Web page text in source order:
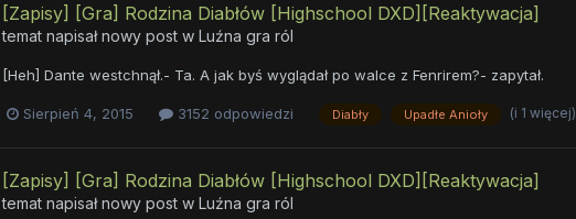
[Zapisy] [Gra] Rodzina Diabłów [Highschool DXD][Reaktywacja]
temat napisał nowy post w Luźna gra ról
[Heh] Dante westchnął.- Ta. A jak byś wyglądał po walce z Fenrirem?- zapytał.
Sierpień 4, 2015 3152 odpowiedzi Diabły Upadłe Anioły (i 1 więcej)
[Zapisy] [Gra] Rodzina Diabłów [Highschool DXD][Reaktywacja]
temat napisał nowy post w Luźna gra ról